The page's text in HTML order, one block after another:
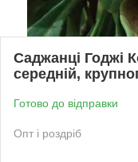
Саджанці Годжі
середній,
Готово до відправки
Опт і роздріб